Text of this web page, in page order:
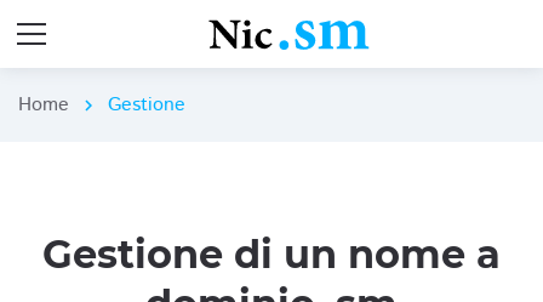
Home chevron_right Gestione
Gestione di un nome a